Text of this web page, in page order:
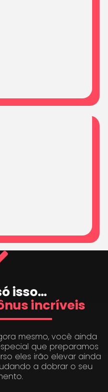
isso…
incríveis
mesmo, você ainda
que preparamos
eles irão elevar ainda
a dobrar o seu